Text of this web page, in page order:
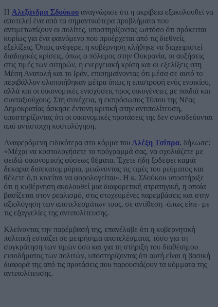
Η Αλεξάνδρα Σδούκου αναγνώρισε ότι η ακρίβεια εξακολουθεί να
αποτελεί ένα από τα σημαντικότερα προβλήματα που
αντιμετωπίζουν οι πολίτες, υποστηρίζοντας ωστόσο ότι πρόκειται
κυρίως για ένα φαινόμενο που προέρχεται από τις διεθνείς
εξελίξεις. Όπως ανέφερε, η κυβέρνηση κλήθηκε να διαχειριστεί
διαδοχικές κρίσεις, όπως ο πόλεμος στην Ουκρανία, οι αυξήσεις
στις τιμές των σιτηρών, η ενεργειακή κρίση και οι εξελίξεις στη
Μέση Ανατολή και το Ιράν, επισημαίνοντας ότι μέσα σε αυτό το
περιβάλλον υλοποιήθηκαν μέτρα όπως η επιστροφή ενός ενοικίου,
αλλά και οι οικονομικές ενισχύσεις προς οικογένειες με παιδιά και
συνταξιούχους. Στη συνέχεια, η εκπρόσωπος Τύπου της Νέας
Δημοκρατίας άσκησε έντονη κριτική στην αντιπολίτευση,
υποστηρίζοντας ότι οι οικονομικές προτάσεις της δεν συνοδεύονται
από αντίστοιχη κοστολόγηση.
Αναφερόμενη ειδικότερα στο κόμμα του Αλέξη Τσίπρα, δήλωσε:
«Μέχρι να κοστολογήσετε το πρόγραμμά σας, να σχολιάζετε με
φειδώ οικονομικής φύσεως θέματα. Έχετε ήδη ξοδέψει καμιά
δεκαριά δισεκατομμύρια, μειώνοντας τις τιμές του ρεύματος και
θέλετε ό,τι κινείται να φορολογείται». Η κ. Σδούκου υποστήριξε
ότι η κυβέρνηση ακολουθεί μια διαφορετική στρατηγική, η οποία
βασίζεται στον ρεαλισμό, στις στοχευμένες παρεμβάσεις και στην
αξιολόγηση των αποτελεσμάτων τους, σε αντίθεση -όπως είπε- με
τις εξαγγελίες της αντιπολίτευσης.
Κλείνοντας την παρέμβασή της, επανέλαβε ότι η κυβερνητική
πολιτική εστιάζει σε μετρήσιμα αποτελέσματα, τόσο για τη
συγκράτηση των τιμών όσο και για τη στήριξη του διαθέσιμου
εισοδήματος των πολιτών, υποστηρίζοντας ότι αυτή είναι η βασική
διαφορά της από τις προτάσεις που παρουσιάζουν τα κόμματα της
αντιπολίτευσης.